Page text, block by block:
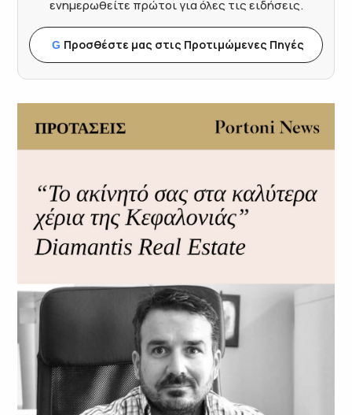
ενημερωθείτε πρώτοι για όλες τις ειδήσεις.
G Προσθέστε μας στις Προτιμώμενες Πηγές